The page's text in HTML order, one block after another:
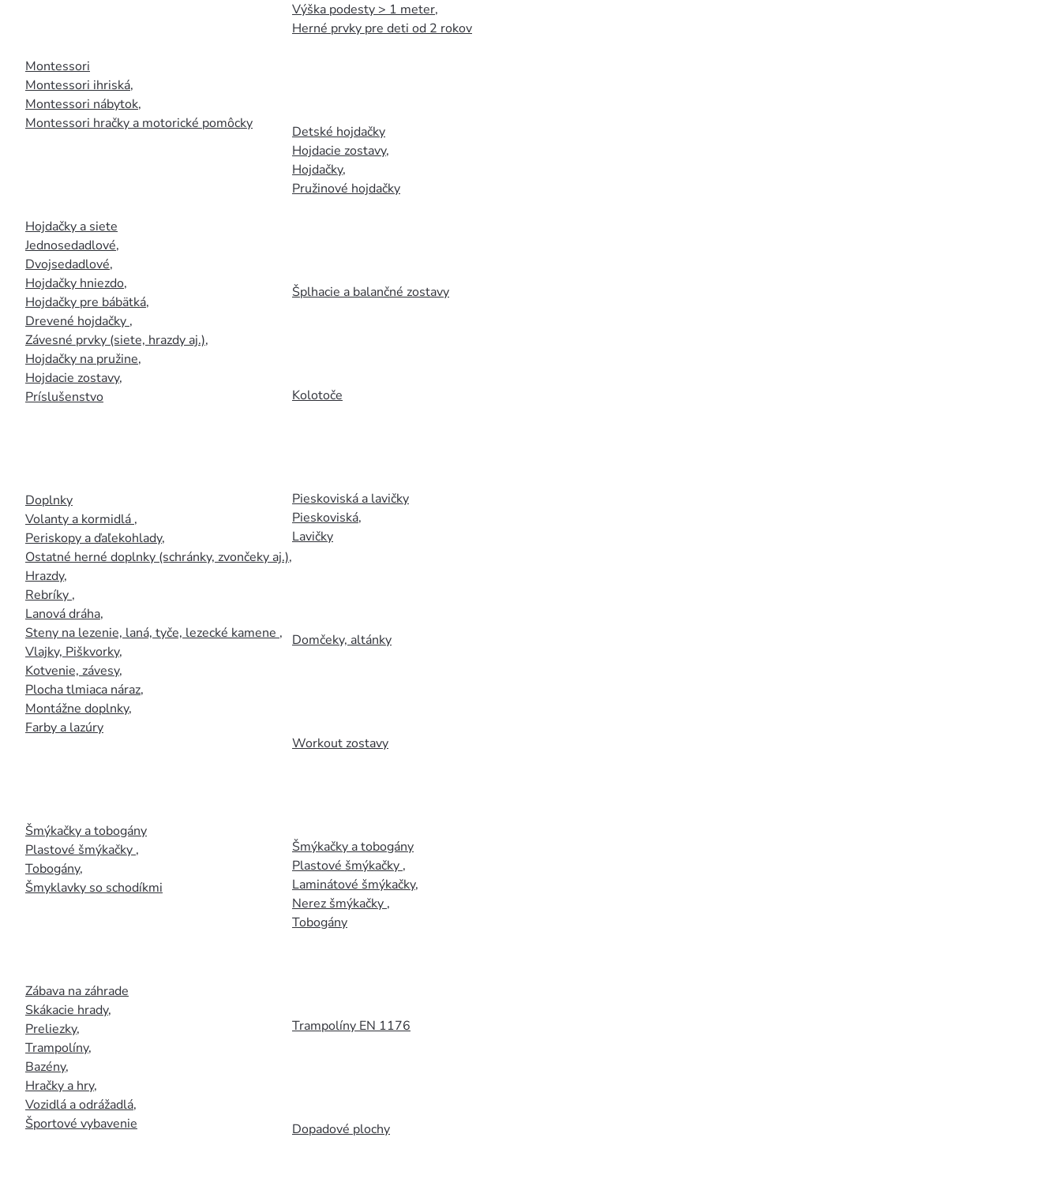
Montessori
Montessori ihriská,
Montessori nábytok,
Montessori hračky a motorické pomôcky
Hojdačky a siete
Jednosedadlové,
Dvojsedadlové,
Hojdačky hniezdo,
Hojdačky pre bábätká,
Drevené hojdačky ,
Závesné prvky (siete, hrazdy aj.),
Hojdačky na pružine,
Hojdacie zostavy,
Príslušenstvo
Doplnky
Volanty a kormidlá ,
Periskopy a ďaľekohlady,
Ostatné herné doplnky (schránky, zvončeky aj.),
Hrazdy,
Rebríky ,
Lanová dráha,
Steny na lezenie, laná, tyče, lezecké kamene ,
Vlajky, Piškvorky,
Kotvenie, závesy,
Plocha tlmiaca náraz,
Montážne doplnky,
Farby a lazúry
Šmýkačky a tobogány
Plastové šmýkačky ,
Tobogány,
Šmyklavky so schodíkmi
Zábava na záhrade
Skákacie hrady,
Preliezky,
Trampolíny,
Bazény,
Hračky a hry,
Vozidlá a odrážadlá,
Športové vybavenie
Výška podesty > 1 meter,
Herné prvky pre deti od 2 rokov
Detské hojdačky
Hojdacie zostavy,
Hojdačky,
Pružinové hojdačky
Šplhacie a balančné zostavy
Kolotoče
Pieskoviská a lavičky
Pieskoviská,
Lavičky
Domčeky, altánky
Workout zostavy
Šmýkačky a tobogány
Plastové šmýkačky ,
Laminátové šmýkačky,
Nerez šmýkačky ,
Tobogány
Trampolíny EN 1176
Dopadové plochy